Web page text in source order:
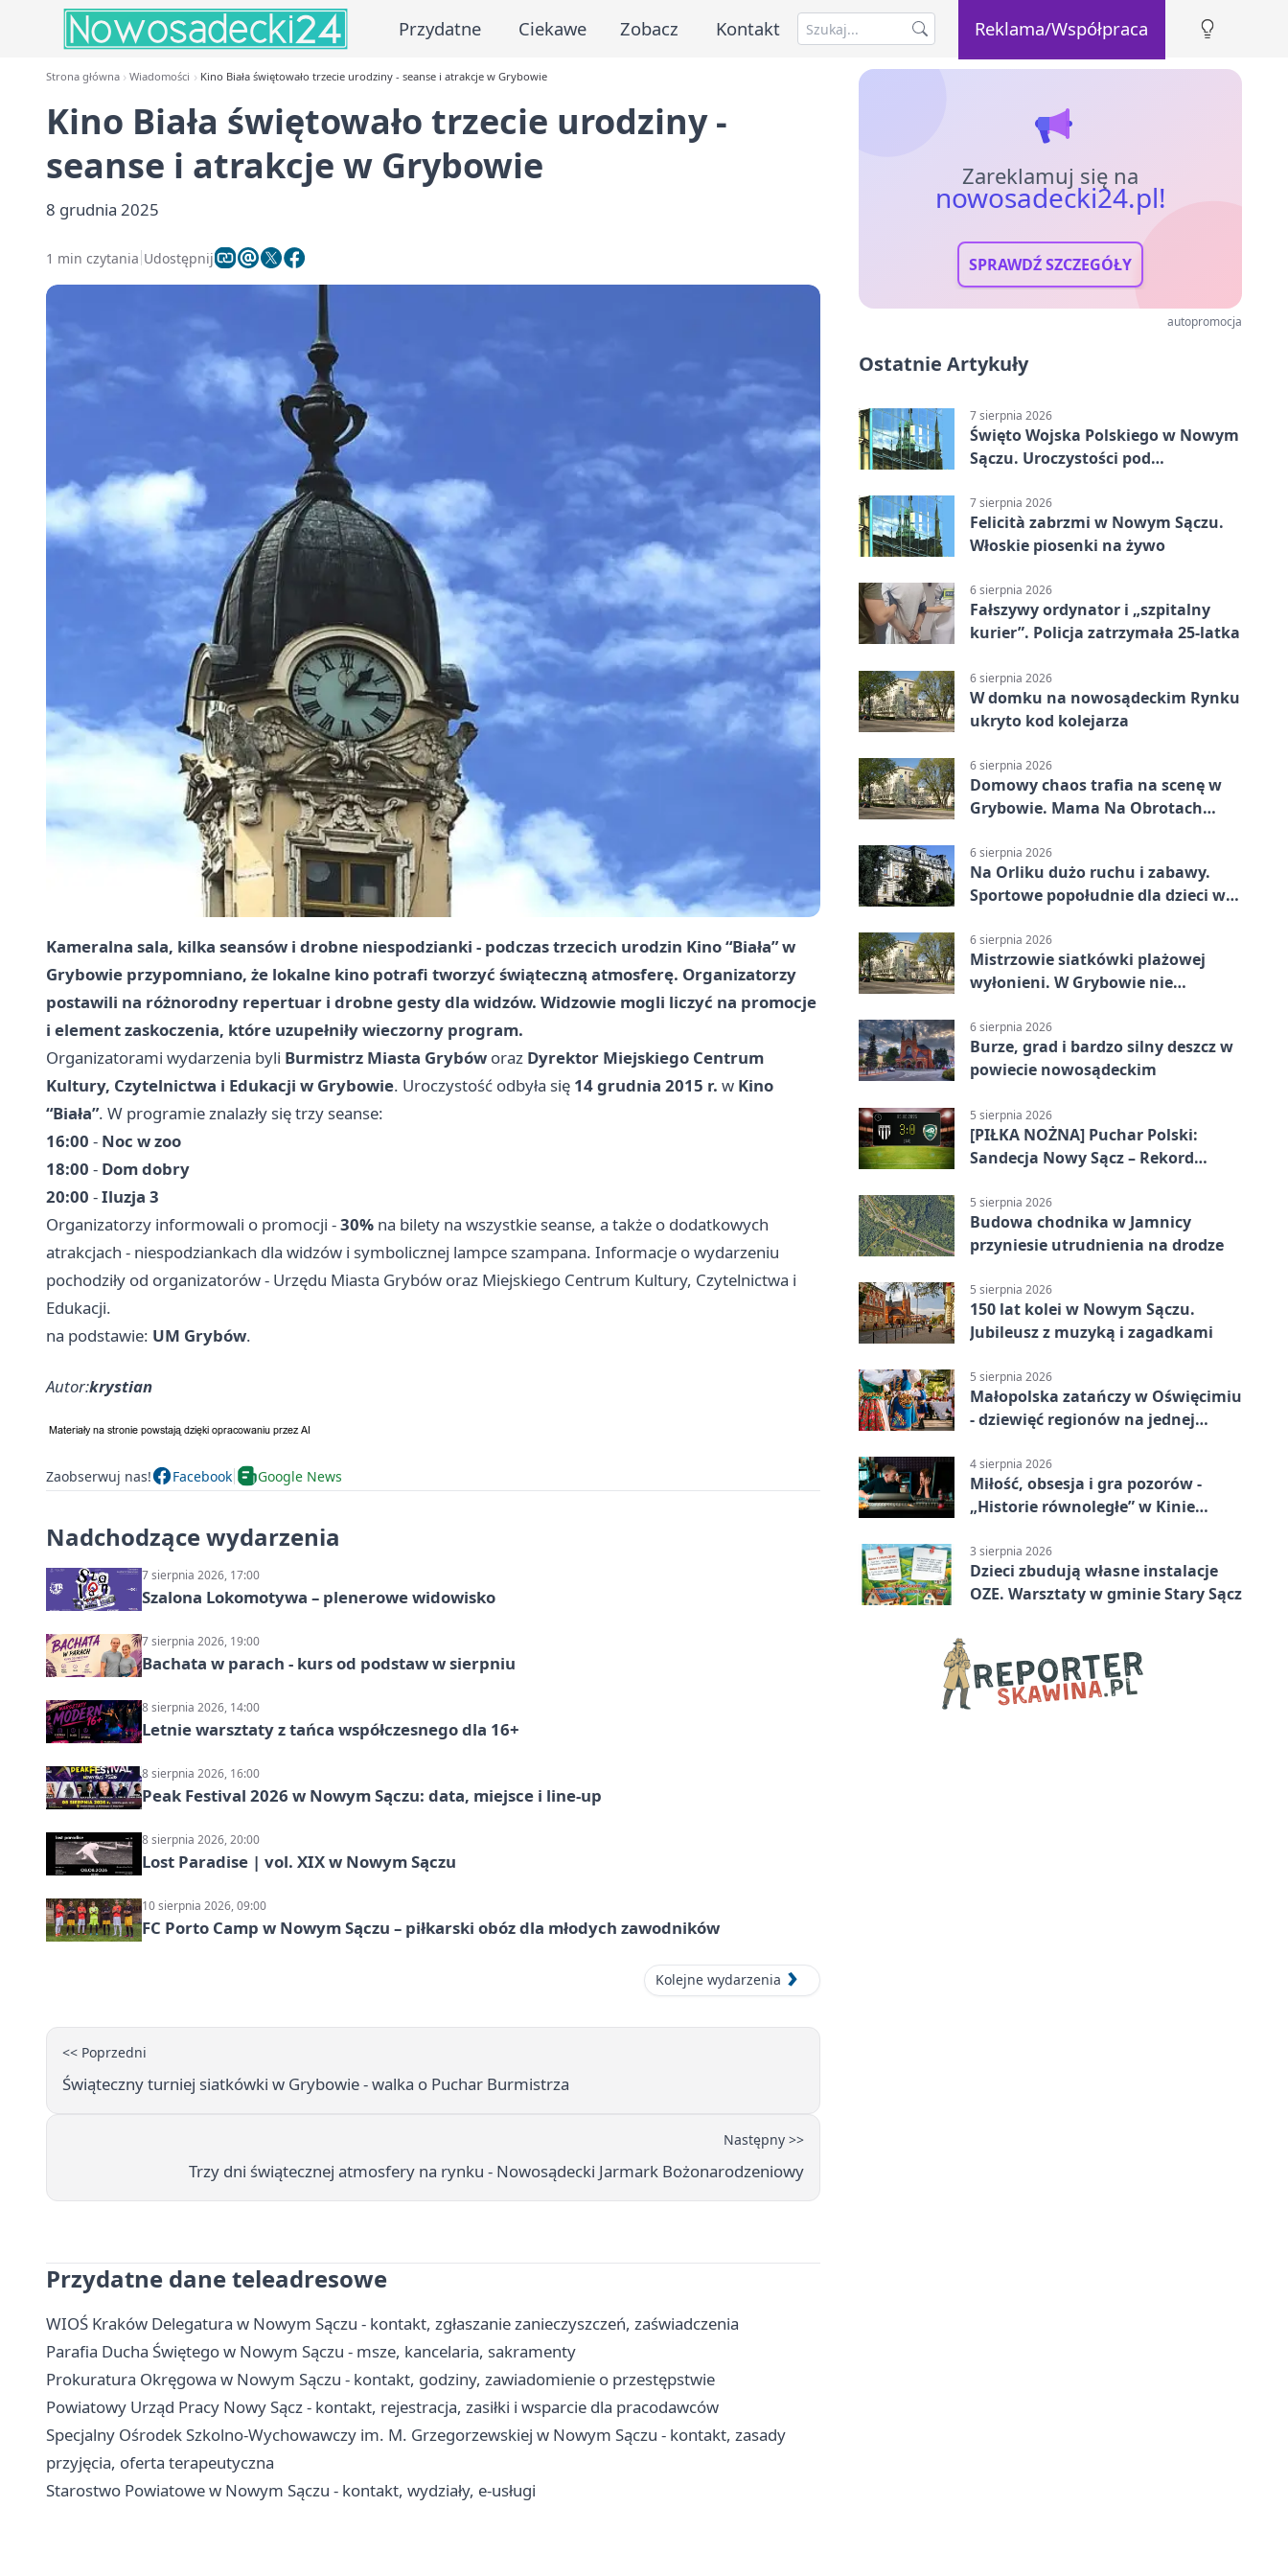
Przydatne Ciekawe Zobacz Kontakt Reklama/Współpraca
Strona główna Wiadomości Kino Biała świętowało trzecie urodziny - seanse i atrakcje w Grybowie
Kino Biała świętowało trzecie urodziny -
seanse i atrakcje w Grybowie
8 grudnia 2025
1 min czytania Udostępnij
Kameralna sala, kilka seansów i drobne niespodzianki - podczas trzecich urodzin Kino “Biała” w
Grybowie przypomniano, że lokalne kino potrafi tworzyć świąteczną atmosferę. Organizatorzy
postawili na różnorodny repertuar i drobne gesty dla widzów. Widzowie mogli liczyć na promocje
i element zaskoczenia, które uzupełniły wieczorny program.
Organizatorami wydarzenia byli Burmistrz Miasta Grybów oraz Dyrektor Miejskiego Centrum
Kultury, Czytelnictwa i Edukacji w Grybowie. Uroczystość odbyła się 14 grudnia 2015 r. w Kino
“Biała”. W programie znalazły się trzy seanse:
16:00 - Noc w zoo
18:00 - Dom dobry
20:00 -Iluzja 3
Organizatorzy informowali o promocji -30% na bilety na wszystkie seanse, a także o dodatkowych
atrakcjach - niespodziankach dla widzów i symbolicznej lampce szampana. Informacje o wydarzeniu
pochodziły od organizatorów - Urzędu Miasta Grybów oraz Miejskiego Centrum Kultury, Czytelnictwa i
Edukacji.
na podstawie: UM Grybów.
Autor:krystian
Zaobserwuj nas! Facebook Google News
Nadchodzące wydarzenia
7 sierpnia 2026, 17:00
Szalona Lokomotywa – plenerowe widowisko
7 sierpnia 2026, 19:00
Bachata w parach - kurs od podstaw w sierpniu
8 sierpnia 2026, 14:00
Letnie warsztaty z tańca współczesnego dla 16+
8 sierpnia 2026, 16:00
Peak Festival 2026 w Nowym Sączu: data, miejsce i line-up
8 sierpnia 2026, 20:00
Lost Paradise | vol. XIX w Nowym Sączu
10 sierpnia 2026, 09:00
FC Porto Camp w Nowym Sączu – piłkarski obóz dla młodych zawodników
Kolejne wydarzenia
<< Poprzedni
Świąteczny turniej siatkówki w Grybowie - walka o Puchar Burmistrza
Następny >>
Trzy dni świątecznej atmosfery na rynku - Nowosądecki Jarmark Bożonarodzeniowy
Przydatne dane teleadresowe
WIOŚ Kraków Delegatura w Nowym Sączu - kontakt, zgłaszanie zanieczyszczeń, zaświadczenia
Parafia Ducha Świętego w Nowym Sączu - msze, kancelaria, sakramenty
Prokuratura Okręgowa w Nowym Sączu - kontakt, godziny, zawiadomienie o przestępstwie
Powiatowy Urząd Pracy Nowy Sącz - kontakt, rejestracja, zasiłki i wsparcie dla pracodawców
Specjalny Ośrodek Szkolno-Wychowawczy im. M. Grzegorzewskiej w Nowym Sączu - kontakt, zasady
przyjęcia, oferta terapeutyczna
Starostwo Powiatowe w Nowym Sączu - kontakt, wydziały, e-usługi
Zareklamuj się na
nowosadecki24.pl!
SPRAWDŹ SZCZEGÓŁY
autopromocja
Ostatnie Artykuły
7 sierpnia 2026
Święto Wojska Polskiego w Nowym
Sączu. Uroczystości pod
7 sierpnia 2026
Felicità zabrzmi w Nowym Sączu.
Włoskie piosenki na żywo
6 sierpnia 2026
Fałszywy ordynator i „szpitalny
kurier”. Policja zatrzymała 25-latka
6 sierpnia 2026
W domku na nowosądeckim Rynku
ukryto kod kolejarza
6 sierpnia 2026
Domowy chaos trafia na scenę w
Grybowie. Mama Na Obrotach
6 sierpnia 2026
Na Orliku dużo ruchu i zabawy.
Sportowe popołudnie dla dzieci w
6 sierpnia 2026
Mistrzowie siatkówki plażowej
wyłonieni. W Grybowie nie
6 sierpnia 2026
Burze, grad i bardzo silny deszcz w
powiecie nowosądeckim
5 sierpnia 2026
[PIŁKA NOŻNA] Puchar Polski:
Sandecja Nowy Sącz – Rekord
5 sierpnia 2026
Budowa chodnika w Jamnicy
przyniesie utrudnienia na drodze
5 sierpnia 2026
150 lat kolei w Nowym Sączu.
Jubileusz z muzyką i zagadkami
5 sierpnia 2026
Małopolska zatańczy w Oświęcimiu
- dziewięć regionów na jednej
4 sierpnia 2026
Miłość, obsesja i gra pozorów -
„Historie równoległe” w Kinie
3 sierpnia 2026
Dzieci zbudują własne instalacje
OZE. Warsztaty w gminie Stary Sącz